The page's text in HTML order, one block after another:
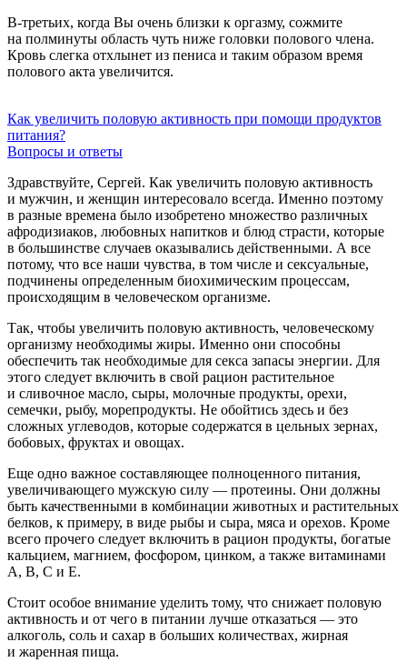
В-третьих, когда Вы очень близки к оргазму, сожмите
на полминуты область чуть ниже головки полового члена.
Кровь слегка отхлынет из пениса и таким образом время
полового акта увеличится.
Как увеличить половую активность при помощи продуктов
питания?
Вопросы и ответы
Здравствуйте, Сергей. Как увеличить половую активность
и мужчин, и женщин интересовало всегда. Именно поэтому
в разные времена было изобретено множество различных
афродизиаков, любовных напитков и блюд страсти, которые
в большинстве случаев оказывались действенными. А все
потому, что все наши чувства, в том числе и сексуальные,
подчинены определенным биохимическим процессам,
происходящим в человеческом организме.
Так, чтобы увеличить половую активность, человеческому
организму необходимы жиры. Именно они способны
обеспечить так необходимые для секса запасы энергии. Для
этого следует включить в свой рацион растительное
и сливочное масло, сыры, молочные продукты, орехи,
семечки, рыбу, морепродукты. Не обойтись здесь и без
сложных углеводов, которые содержатся в цельных зернах,
бобовых, фруктах и овощах.
Еще одно важное составляющее полноценного питания,
увеличивающего мужскую силу — протеины. Они должны
быть качественными в комбинации животных и растительных
белков, к примеру, в виде рыбы и сыра, мяса и орехов. Кроме
всего прочего следует включить в рацион продукты, богатые
кальцием, магнием, фосфором, цинком, а также витаминами
А, В, С и Е.
Стоит особое внимание уделить тому, что снижает половую
активность и от чего в питании лучше отказаться — это
алкоголь, соль и сахар в больших количествах, жирная
и жаренная пища.